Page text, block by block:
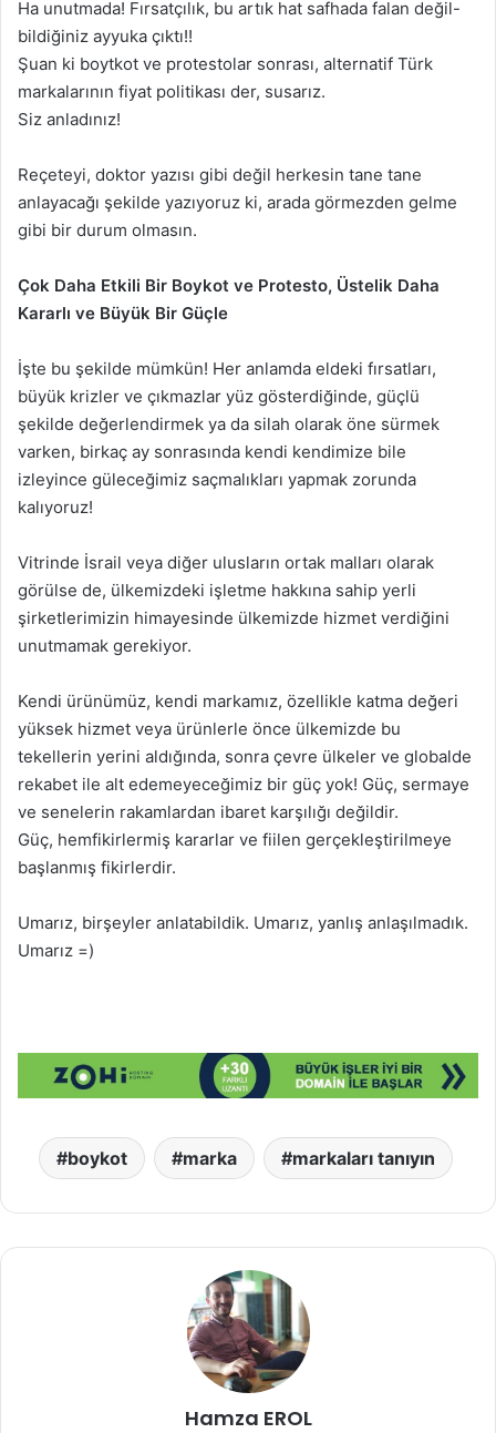
Ha unutmada! Fırsatçılık, bu artık hat safhada falan değil-
bildiğiniz ayyuka çıktı!!
Şuan ki boytkot ve protestolar sonrası, alternatif Türk
markalarının fiyat politikası der, susarız.
Siz anladınız!
Reçeteyi, doktor yazısı gibi değil herkesin tane tane
anlayacağı şekilde yazıyoruz ki, arada görmezden gelme
gibi bir durum olmasın.
Çok Daha Etkili Bir Boykot ve Protesto, Üstelik Daha
Kararlı ve Büyük Bir Güçle
İşte bu şekilde mümkün! Her anlamda eldeki fırsatları,
büyük krizler ve çıkmazlar yüz gösterdiğinde, güçlü
şekilde değerlendirmek ya da silah olarak öne sürmek
varken, birkaç ay sonrasında kendi kendimize bile
izleyince güleceğimiz saçmalıkları yapmak zorunda
kalıyoruz!
Vitrinde İsrail veya diğer ulusların ortak malları olarak
görülse de, ülkemizdeki işletme hakkına sahip yerli
şirketlerimizin himayesinde ülkemizde hizmet verdiğini
unutmamak gerekiyor.
Kendi ürünümüz, kendi markamız, özellikle katma değeri
yüksek hizmet veya ürünlerle önce ülkemizde bu
tekellerin yerini aldığında, sonra çevre ülkeler ve globalde
rekabet ile alt edemeyeceğimiz bir güç yok! Güç, sermaye
ve senelerin rakamlardan ibaret karşılığı değildir.
Güç, hemfikirlermiş kararlar ve fiilen gerçekleştirilmeye
başlanmış fikirlerdir.
Umarız, birşeyler anlatabildik. Umarız, yanlış anlaşılmadık.
Umarız =)
boykot marka markaları tanıyın
Hamza EROL